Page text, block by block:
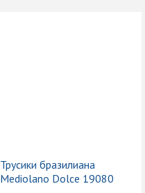
Трусики бразилиана
Mediolano Dolce 19080